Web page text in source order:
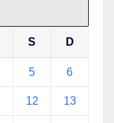
S D
5 6
12 13